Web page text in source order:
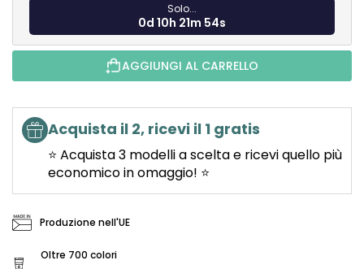
Solo...
0d 10h 21m 54s
AGGIUNGI AL CARRELLO
Acquista il 2, ricevi il 1 gratis
⭐ Acquista 3 modelli a scelta e ricevi quello più
economico in omaggio! ⭐
Produzione nell'UE
Oltre 700 colori